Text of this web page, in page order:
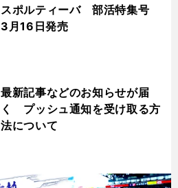
スポルティーバ 部活特集号
3月16日発売
最新記事などのお知らせが届
く プッシュ通知を受け取る方
法について